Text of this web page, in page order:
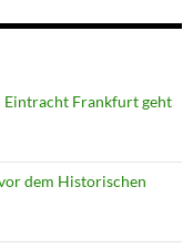
Eintracht Frankfurt geht
dem Historischen